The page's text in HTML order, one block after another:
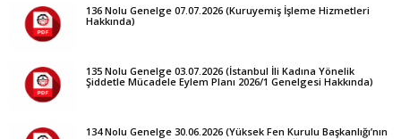
136 Nolu Genelge 07.07.2026 (Kuruyemiş İşleme Hizmetleri
Hakkında)
135 Nolu Genelge 03.07.2026 (İstanbul İli Kadına Yönelik
Şiddetle Mücadele Eylem Planı 2026/1 Genelgesi Hakkında)
134 Nolu Genelge 30.06.2026 (Yüksek Fen Kurulu Başkanlığı’nın